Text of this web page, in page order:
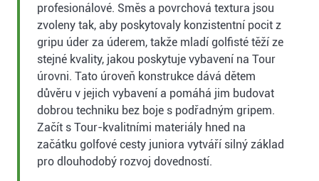
profesionálové. Směs a povrchová textura jsou
zvoleny tak, aby poskytovaly konzistentní pocit z
gripu úder za úderem, takže mladí golfisté těží ze
stejné kvality, jakou poskytuje vybavení na Tour
úrovni. Tato úroveň konstrukce dává dětem
důvěru v jejich vybavení a pomáhá jim budovat
dobrou techniku bez boje s podřadným gripem.
Začít s Tour-kvalitními materiály hned na
začátku golfové cesty juniora vytváří silný základ
pro dlouhodobý rozvoj dovedností.